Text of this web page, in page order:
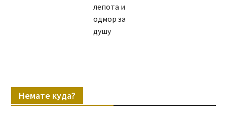
лепота и
одмор за
душу
Немате куда?